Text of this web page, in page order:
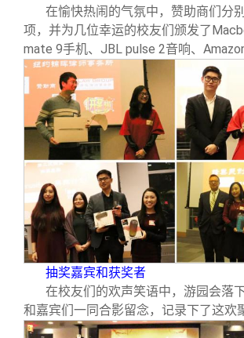
在愉快热闹的气氛中，赞助商们分
项，并为几位幸运的校友们颁发了
mate 9手机、JBL pulse 2音响、
抽奖嘉宾和获奖者
在校友们的欢声笑语中，游园会落
和嘉宾们一同合影留念，记录下了这欢